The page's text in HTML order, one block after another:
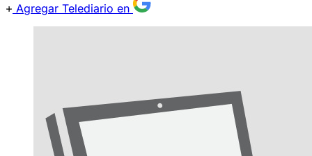
Agregar Telediario en